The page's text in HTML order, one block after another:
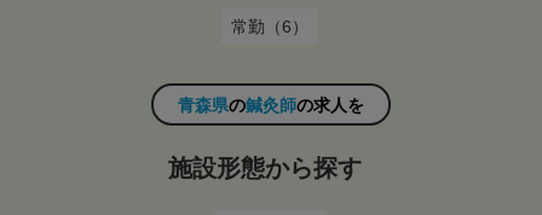
常勤（6）
青森県の鍼灸師の求人を
施設形態から探す